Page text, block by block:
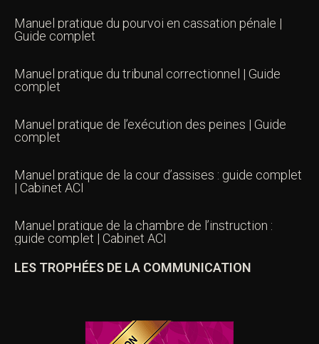
Manuel pratique du pourvoi en cassation pénale |
Guide complet
Manuel pratique du tribunal correctionnel | Guide
complet
Manuel pratique de l’exécution des peines | Guide
complet
Manuel pratique de la cour d’assises : guide complet
| Cabinet ACI
Manuel pratique de la chambre de l’instruction :
guide complet | Cabinet ACI
LES TROPHÉES DE LA COMMUNICATION